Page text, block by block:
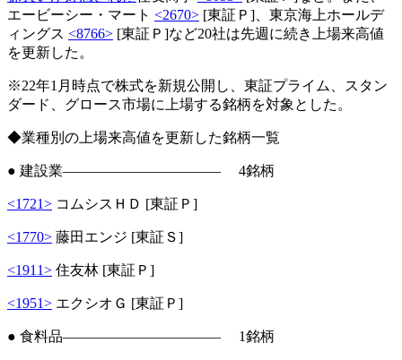
エービーシー・マート <2670> [東証Ｐ]、東京海上ホールデ
ィングス <8766> [東証Ｐ]など20社は先週に続き上場来高値
を更新した。
※22年1月時点で株式を新規公開し、東証プライム、スタン
ダード、グロース市場に上場する銘柄を対象とした。
◆業種別の上場来高値を更新した銘柄一覧
● 建設業――――――――――― 4銘柄
<1721> コムシスＨＤ [東証Ｐ]
<1770> 藤田エンジ [東証Ｓ]
<1911> 住友林 [東証Ｐ]
<1951> エクシオＧ [東証Ｐ]
● 食料品――――――――――― 1銘柄